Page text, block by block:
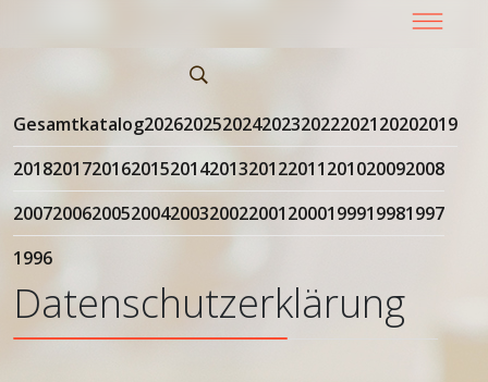
Gesamtkatalog20262025202420232022202120202019
20182017201620152014201320122011201020092008
20072006200520042003200220012000199919981997
1996
Datenschutzerklärung